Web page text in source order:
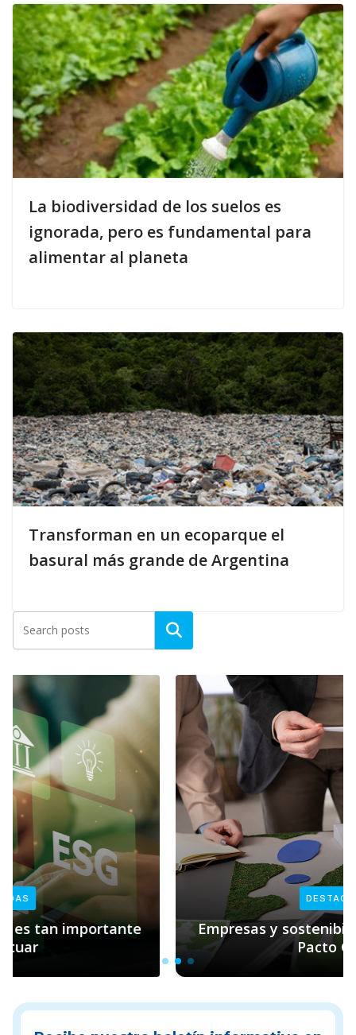
La biodiversidad de los suelos es
ignorada, pero es fundamental para
alimentar al planeta
Transforman en un ecoparque el
basural más grande de Argentina
Empresas y sostenibilidad: el rol clave de
Pacto Global